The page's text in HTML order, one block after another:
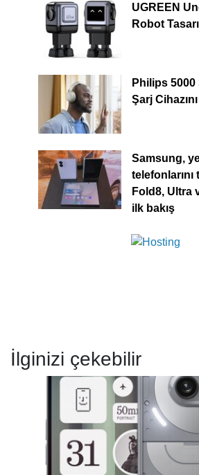
UGREEN
Robot
Philips 5000
Şarj
Samsung,
telefonlarını
Fold8, Ultra
ilk bakış
İlginizi çekebilir